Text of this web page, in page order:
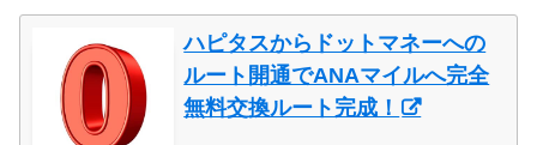
ハピタスからドットマネーへの
ルート開通でANAマイルへ完全
無料交換ルート完成！